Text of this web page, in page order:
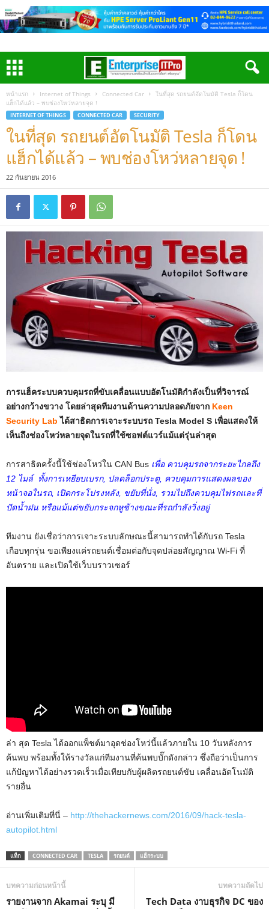
หน้าแรก Internet of Things Connected Car
ในที่สุด รถยนต์อัตโนมัติ Tesla ก็โดน
แฮ็กได้แล้ว – พบช่องโหว่หลายจุด !
INTERNET OF THINGS CONNECTED CAR SECURITY
ในที่สุด รถยนต์อัตโนมัติ Tesla ก็โดน
แฮ็กได้แล้ว – พบช่องโหว่หลายจุด !
22 กันยายน 2016
การแฮ็คระบบควบคุมรถที่ขับเคลื่อนแบบอัตโนมัติกำลังเป็นที่วิจารณ์
อย่างกว้างขวาง โดยล่าสุดทีมงานด้านความปลอดภัยจาก Keen
Security Lab ได้สาธิตการเจาะระบบรถ Tesla Model S เพื่อแสดงให้
เห็นถึงช่องโหว่หลายจุดในรถที่ใช้ซอฟต์แวร์แม้แต่รุ่นล่าสุด
การสาธิตครั้งนี้ใช้ช่องโหว่ใน CAN Bus เพื่อ ควบคุมรถจากระยะไกลถึง
12 ไมล์ ทั้งการเหยียบเบรก, ปลดล็อกประตู, ควบคุมการแสดงผลของ
หน้าจอในรถ, เปิดกระโปรงหลัง, ขยับที่นั่ง, รวมไปถึงควบคุมไฟรถและที่
ปัดน้ำฝน หรือแม้แต่ขยับกระจกหูช้างขณะที่รถกำลังวิ่งอยู่
ทีมงาน ยังเชื่อว่าการเจาะระบบลักษณะนี้สามารถทำได้กับรถ Tesla
เกือบทุกรุ่น ขอเพียงแค่รถยนต์เชื่อมต่อกับจุดปล่อยสัญญาณ Wi-Fi ที่
อันตราย และเปิดใช้เว็บบราวเซอร์
ล่า สุด Tesla ได้ออกแพ็ชต์มาอุดช่องโหว่นี้แล้วภายใน 10 วันหลังการ
ค้นพบ พร้อมทั้งให้รางวัลแก่ทีมงานที่ค้นพบบั๊กดังกล่าว ซึ่งถือว่าเป็นการ
แก้ปัญหาได้อย่างรวดเร็วเมื่อเทียบกับผู้ผลิตรถยนต์ขับ เคลื่อนอัตโนมัติ
รายอื่น
อ่านเพิ่มเติมที่นี่ – http://thehackernews.com/2016/09/hack-tesla-
autopilot.html
แท็ก CONNECTED CAR TESLA รถยนต์ แฮ็กระบบ
บทความก่อนหน้านี้
รายงานจาก Akamai ระบุ มี
บทความถัดไป
Tech Data งาบธุรกิจ DC ของ